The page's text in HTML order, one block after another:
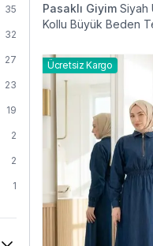
35
32
27
23
19
2
2
1
Pasaklı Giyim Siyah
Kollu Büyük Beden
Ücretsiz Kargo